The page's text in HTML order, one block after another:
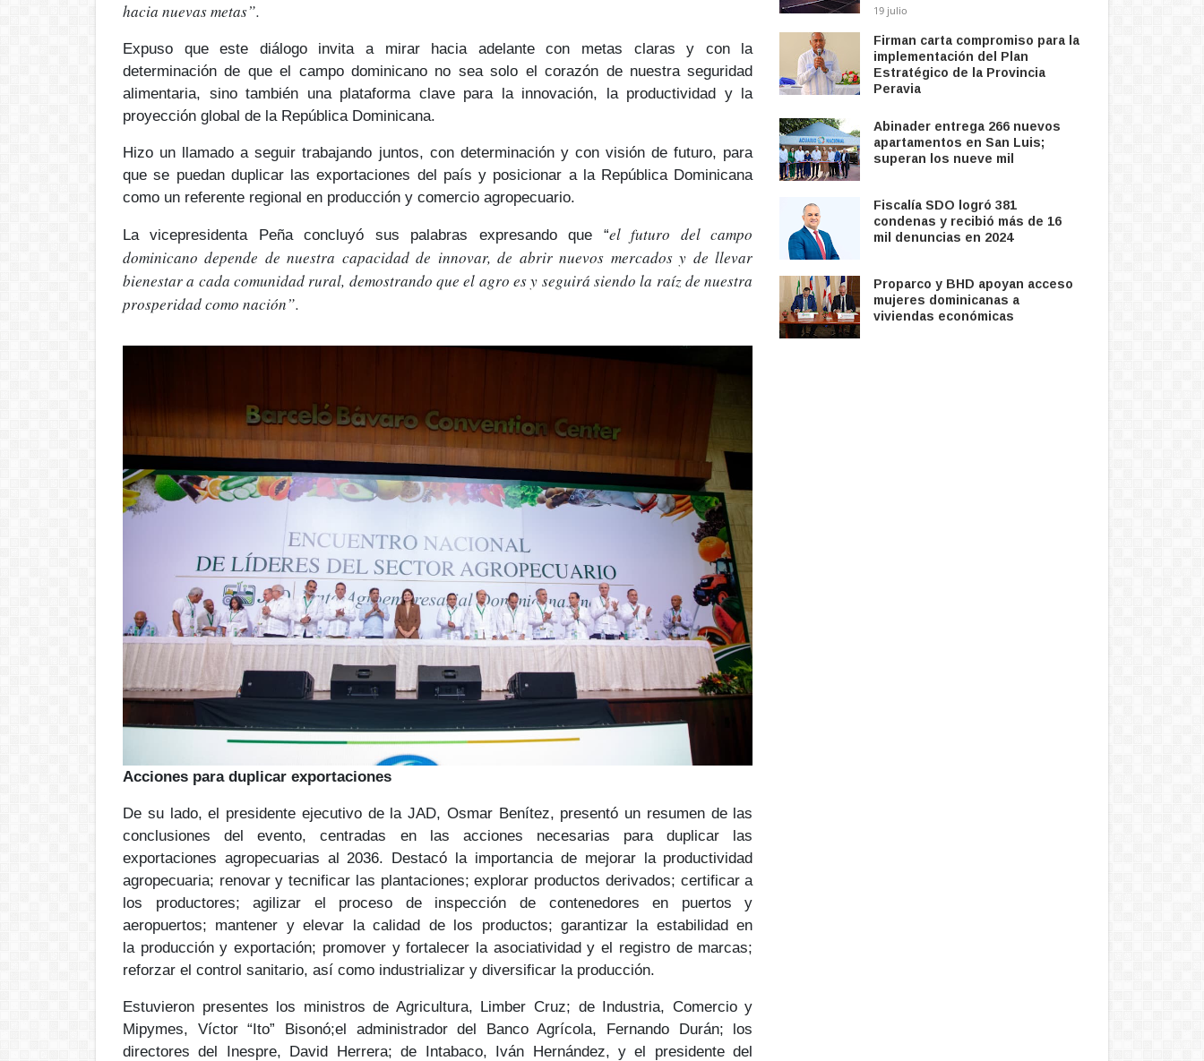
hacia nuevas metas”.
Expuso que este diálogo invita a mirar hacia adelante con metas claras
y con la
determinación de que el campo dominicano no sea solo el corazón de nuestra seguridad
alimentaria, sino también una plataforma clave para la innovación, la productividad y la
proyección global de la República Dominicana.
Hizo un llamado a seguir trabajando juntos, con determinación y con visión de futuro, para
que se puedan duplicar las exportaciones del país y posicionar a la República Dominicana
como un referente regional en producción y comercio agropecuario.
La vicepresidenta Peña concluyó sus palabras expresando que “el futuro del campo
dominicano depende de nuestra capacidad de innovar, de abrir nuevos mercados y de llevar
bienestar a cada comunidad rural, demostrando que el agro es y seguirá siendo la raíz de nuestra
prosperidad como nación”.
Acciones para duplicar exportaciones
De su lado, el presidente ejecutivo de la JAD, Osmar Benítez, presentó un resumen de las
conclusiones del evento, centradas en las
acciones necesarias
para duplicar las
exportaciones agropecuarias al 2036. Destacó la importancia de mejorar la productividad
agropecuaria; renovar y tecnificar las plantaciones; explorar productos derivados; certificar a
los productores;
agilizar el proceso de inspección de contenedores en
puertos y
aeropuertos; mantener y elevar la calidad de los productos; garantizar la estabilidad en
la producción y exportación; promover y fortalecer la asociatividad y el registro de marcas;
reforzar el control sanitario, así como industrializar y diversificar la producción.
Estuvieron presentes los ministros de Agricultura, Limber Cruz; de Industria, Comercio y
Mipymes, Víctor “Ito” Bisonó;el administrador del Banco Agrícola, Fernando Durán; los
directores del Inespre, David Herrera; de Intabaco, Iván Hernández, y el presidente del
19 julio
Firman carta compromiso para la
implementación del Plan
Estratégico de la Provincia
Peravia
Abinader entrega 266 nuevos
apartamentos en San Luis;
superan los nueve mil
Fiscalía SDO logró 381
condenas y recibió más de 16
mil denuncias en 2024
Proparco y BHD apoyan acceso
mujeres dominicanas a
viviendas económicas